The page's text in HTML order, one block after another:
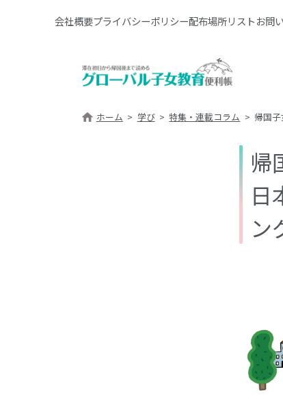
会社概要プライバシーポリシー配布場所リストお問
ホーム 学び 特集・連載コラム 帰国
帰
日
ン